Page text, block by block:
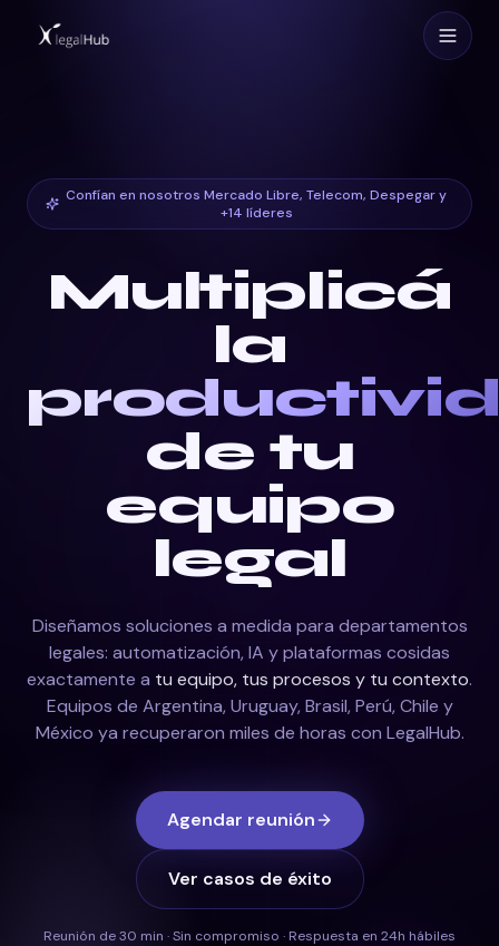
Confían en nosotros Mercado Libre, Telecom, Despegar y
+14 líderes
Multiplicá
la
de tu
equipo
legal
Diseñamos soluciones a medida para departamentos
legales: automatización, IA y plataformas cosidas
exactamente a tu equipo, tus procesos y tu contexto.
Equipos de Argentina, Uruguay, Brasil, Perú, Chile y
México ya recuperaron miles de horas con LegalHub.
Agendar reunión
Ver casos de éxito
Reunión de 30 min · Sin compromiso · Respuesta en 24h hábiles